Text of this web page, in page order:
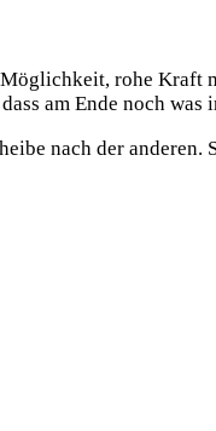
rohe
am Ende noch
nach der